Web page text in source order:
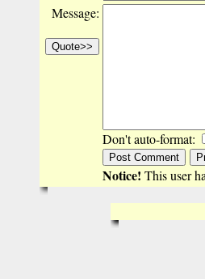
Message:
Don't auto-format:
Notice! This user